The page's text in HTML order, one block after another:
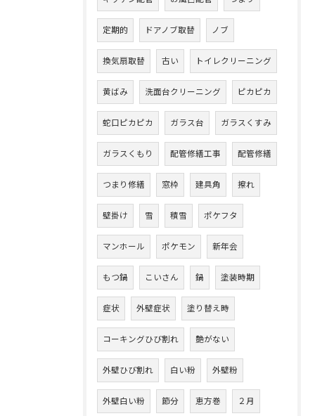
定期的 ドアノブ取替 ノブ
換気扇取替 古い トイレクリーニング
黄ばみ 洗面台クリーニング ピカピカ
蛇口ピカピカ ガラス台 ガラスくすみ
ガラスくもり 配管修繕工事 配管修繕
つまり修繕 窓枠 建具角 擦れ
壁掛け 雪 積雪 ポケフタ
マンホール ポケモン 新年会
もつ鍋 こいさん 鍋 塗装時期
症状 外壁症状 塗り替え時
コーキングひび割れ 艶がない
外壁ひび割れ 白い粉 外壁粉
外壁白い粉 節分 恵方巻 ２月